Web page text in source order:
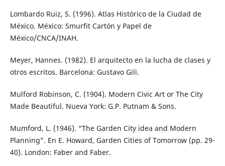
Lombardo Ruiz, S. (1996). Atlas Histórico de la Ciudad de
México. México: Smurfit Cartón y Papel de
México/CNCA/INAH.
Meyer, Hannes. (1982). El arquitecto en la lucha de clases y
otros escritos. Barcelona: Gustavo Gili.
Mulford Robinson, C. (1904). Modern Civic Art or The City
Made Beautiful. Nueva York: G.P. Putnam & Sons.
Mumford, L. (1946). “The Garden City idea and Modern
Planning”. En E. Howard, Garden Cities of Tomorrow (pp. 29-
40). London: Faber and Faber.